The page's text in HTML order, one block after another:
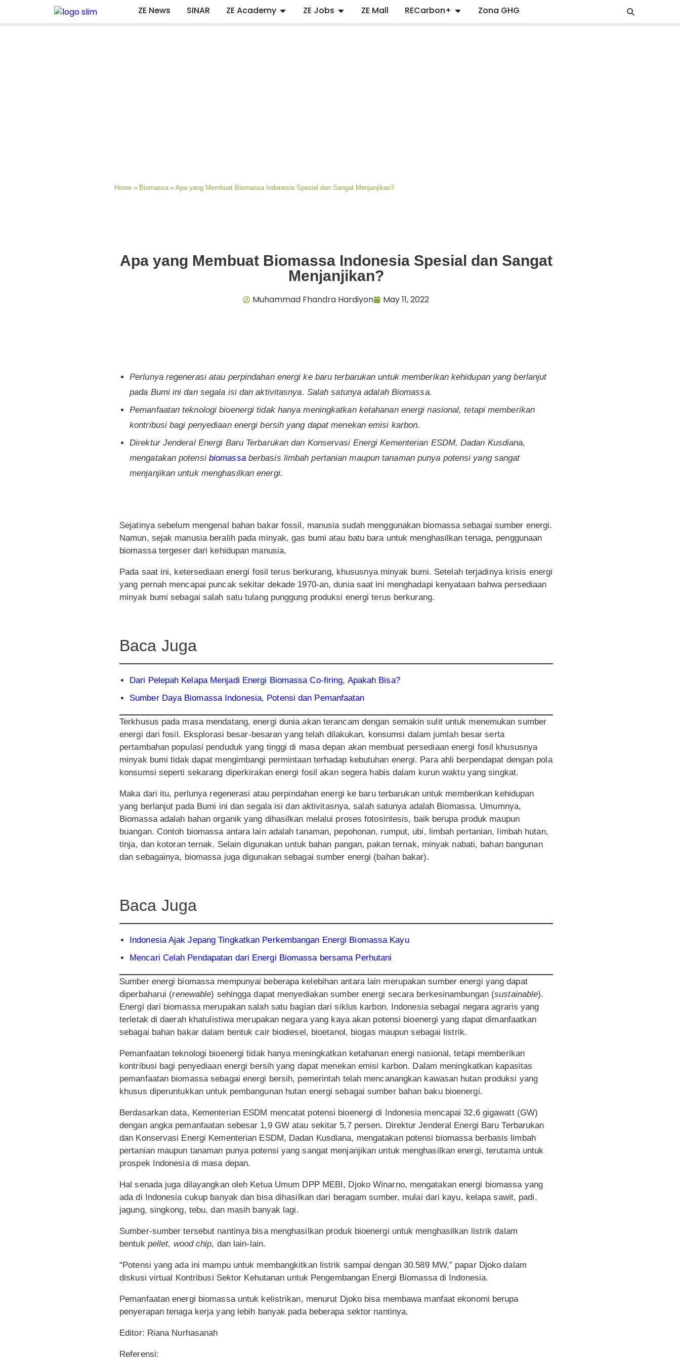
ZE News SINAR ZE Academy ZE Jobs ZE Mall RECarbon+ Zona GHG
Home » Biomassa» Apa yang Membuat Biomassa Indonesia Spesial dan Sangat Menjanjikan?
Apa yang Membuat Biomassa Indonesia Spesial dan Sangat
Menjanjikan?
Muhammad Fhandra Hardiyon May 11, 2022
Perlunya regenerasi atau perpindahan energi ke baru terbarukan untuk memberikan kehidupan yang berlanjut
pada Bumi ini dan segala isi dan aktivitasnya. Salah satunya adalah Biomassa.
Pemanfaatan teknologi bioenergi tidak hanya meningkatkan ketahanan energi nasional, tetapi memberikan
kontribusi bagi penyediaan energi bersih yang dapat menekan emisi karbon.
Direktur Jenderal Energi Baru Terbarukan dan Konservasi Energi Kementerian ESDM, Dadan Kusdiana,
mengatakan potensibiomassa berbasis limbah pertanian maupun tanaman punya potensi yangsangat
menjanjikan untuk menghasilkan energi.
Sejatinya sebelum mengenal bahan bakar fossil, manusia sudah menggunakan biomassa sebagai sumber energi.
Namun, sejak manusia beralih pada minyak, gas bumi atau batu bara untuk menghasilkan tenaga, penggunaan
biomassa tergeser dari kehidupan manusia.
Pada saat ini, ketersediaan energi fosil terus berkurang, khususnya minyak bumi. Setelah terjadinya krisis energi
yang pernah mencapai puncak sekitar dekade 1970-an, dunia saat ini menghadapi kenyataan bahwa persediaan
minyak bumi sebagai salah satu tulang punggung produksi energi terus berkurang.
Baca Juga
Dari Pelepah Kelapa Menjadi Energi Biomassa Co-firing, Apakah Bisa?
Sumber Daya Biomassa Indonesia, Potensi dan Pemanfaatan
Terkhusus pada masa mendatang, energi dunia akan terancam dengan semakin sulit untuk menemukan sumber
energi dari fosil. Eksplorasi besar-besaran yang telah dilakukan, konsumsi dalam jumlah besar serta
pertambahan populasi penduduk yang tinggi di masa depan akan membuat persediaan energi fosil khususnya
minyak bumi tidak dapat mengimbangi permintaan terhadap kebutuhan energi. Para ahli berpendapat dengan pola
konsumsi seperti sekarang diperkirakan energi fosil akan segera habis dalam kurun waktu yang singkat.
Maka dari itu, perlunya regenerasi atau perpindahan energi ke baru terbarukan untuk memberikan kehidupan
yang berlanjut pada Bumi ini dan segala isi dan aktivitasnya, salah satunya adalah Biomassa. Umumnya,
Biomassa adalah bahan organik yang dihasilkan melalui proses fotosintesis, baik berupa produk maupun
buangan. Contoh biomassa antara lain adalah tanaman, pepohonan, rumput, ubi, limbah pertanian, limbah hutan,
tinja, dan kotoran ternak. Selain digunakan untuk bahan pangan, pakan ternak, minyak nabati, bahan bangunan
dan sebagainya, biomassa juga digunakan sebagai sumber energi (bahan bakar).
Baca Juga
Indonesia Ajak Jepang Tingkatkan Perkembangan Energi Biomassa Kayu
Mencari Celah Pendapatan dari Energi Biomassa bersama Perhutani
Sumber energi biomassa mempunyai beberapa kelebihan antara lain merupakan sumber energi yang dapat
diperbaharui (renewable) sehingga dapat menyediakan sumber energi secara berkesinambungan (sustainable).
Energi dari biomassa merupakan salah satu bagian dari siklus karbon. Indonesia sebagai negara agraris yang
terletak di daerah khatulistiwa merupakan negara yang kaya akan potensi bioenergi yang dapat dimanfaatkan
sebagai bahan bakar dalam bentuk cair biodiesel, bioetanol, biogas maupun sebagai listrik.
Pemanfaatan teknologi bioenergi tidak hanya meningkatkan ketahanan energi nasional, tetapi memberikan
kontribusi bagi penyediaan energi bersih yang dapat menekan emisi karbon. Dalam meningkatkan kapasitas
pemanfaatan biomassa sebagai energi bersih, pemerintah telah mencanangkan kawasan hutan produksi yang
khusus diperuntukkan untuk pembangunan hutan energi sebagai sumber bahan baku bioenergi.
Berdasarkan data, Kementerian ESDM mencatat potensi bioenergi di Indonesia mencapai 32,6 gigawatt (GW)
dengan angka pemanfaatan sebesar 1,9 GW atau sekitar 5,7 persen. Direktur Jenderal Energi Baru Terbarukan
dan Konservasi Energi Kementerian ESDM, Dadan Kusdiana, mengatakan potensi biomassa berbasis limbah
pertanian maupun tanaman punya potensi yang sangat menjanjikan untuk menghasilkan energi, terutama untuk
prospek Indonesia di masa depan.
Hal senada juga dilayangkan oleh Ketua Umum DPP MEBI, Djoko Winarno, mengatakan energi biomassa yang
ada di Indonesia cukup banyak dan bisa dihasilkan dari beragam sumber, mulai dari kayu, kelapa sawit, padi,
jagung, singkong, tebu, dan masih banyak lagi.
Sumber-sumber tersebut nantinya bisa menghasilkan produk bioenergi untuk menghasilkan listrik dalam
bentuk pellet, wood chip, dan lain-lain.
“Potensi yang ada ini mampu untuk membangkitkan listrik sampai dengan 30.589 MW,” papar Djoko dalam
diskusi virtual Kontribusi Sektor Kehutanan untuk Pengembangan Energi Biomassa di Indonesia.
Pemanfaatan energi biomassa untuk kelistrikan, menurut Djoko bisa membawa manfaat ekonomi berupa
penyerapan tenaga kerja yang lebih banyak pada beberapa sektor nantinya.
Editor: Riana Nurhasanah
Referensi: